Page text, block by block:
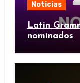
Noticias
Latin
nominados